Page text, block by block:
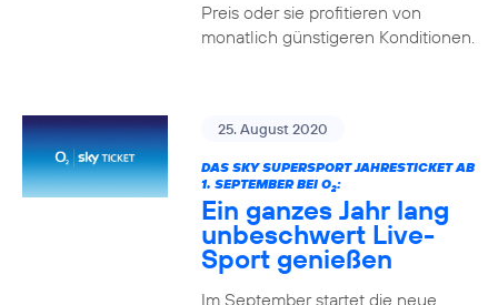
Preis oder sie profitieren von
monatlich günstigeren Konditionen.
25. August 2020
DAS SKY SUPERSPORT JAHRESTICKET AB
1. SEPTEMBER BEI O2:
Ein ganzes Jahr lang
unbeschwert Live-
Sport genießen
Im September startet die neue